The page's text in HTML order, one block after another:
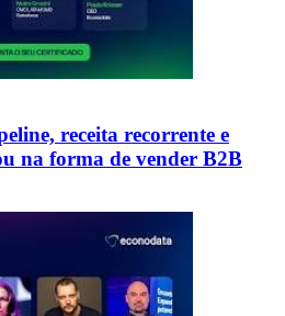
receita recorrente e
na forma de vender B2B